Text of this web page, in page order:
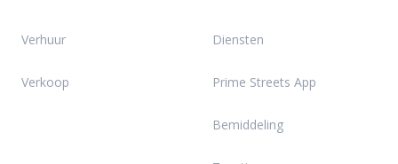
Verhuur
Verkoop
Diensten
Prime Streets App
Bemiddeling